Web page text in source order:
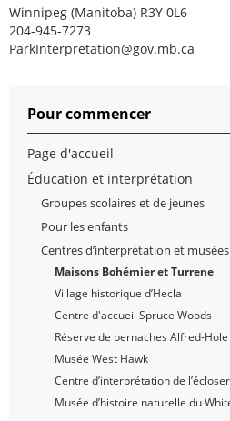
Winnipeg (Manitoba) R3Y 0L6
204-945-7273
ParkInterpretation@gov.mb.ca
Pour commencer
Page d'accueil
Éducation et interprétation
Groupes scolaires et de jeunes
Pour les enfants
Centres d’interprétation et musées
Maisons Bohémier et Turrene
Village historique d’Hecla
Centre d'accueil Spruce Woods
Réserve de bernaches Alfred-Hole
Musée West Hawk
Centre d’interprétation de
Musée d’histoire naturelle du